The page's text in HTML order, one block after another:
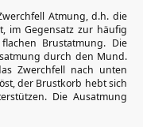
Atmung, d.h. die
im Gegensatz zur häufig
Brustatmung. Die
durch den Mund.
Zwerchfell nach unten
der Brustkorb hebt sich
Die Ausatmung